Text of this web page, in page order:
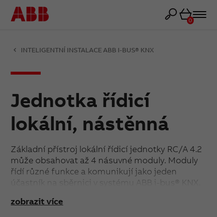
Košík
0
INTELIGENTNÍ INSTALACE ABB I-BUS® KNX
Jednotka řídicí
lokální, nástěnná
Základní přístroj lokální řídicí jednotky RC/A 4.2
může obsahovat až 4 násuvné moduly. Moduly
řídí různé funkce a komunikují jako jeden
účastník na sběrnici v systému ABB i-bus® KNX.
libovolný typ násuvného modulu. Po zasunutí
zobrazit více